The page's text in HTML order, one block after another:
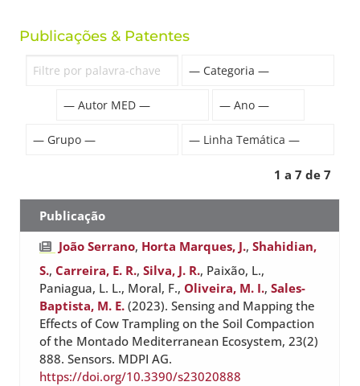
Publicações & Patentes
1 a 7 de 7
Publicação
João Serrano, Horta Marques, J.,Shahidian,
S.,Carreira, E. R.,Silva, J. R., Paixão, L.,
Paniagua, L. L., Moral, F.,Oliveira, M. I.,Sales-
Baptista, M. E. (2023). Sensing and Mapping the
Effects of Cow Trampling on the Soil Compaction
of the Montado Mediterranean Ecosystem, 23(2)
888. Sensors. MDPI AG.
https://doi.org/10.3390/s23020888